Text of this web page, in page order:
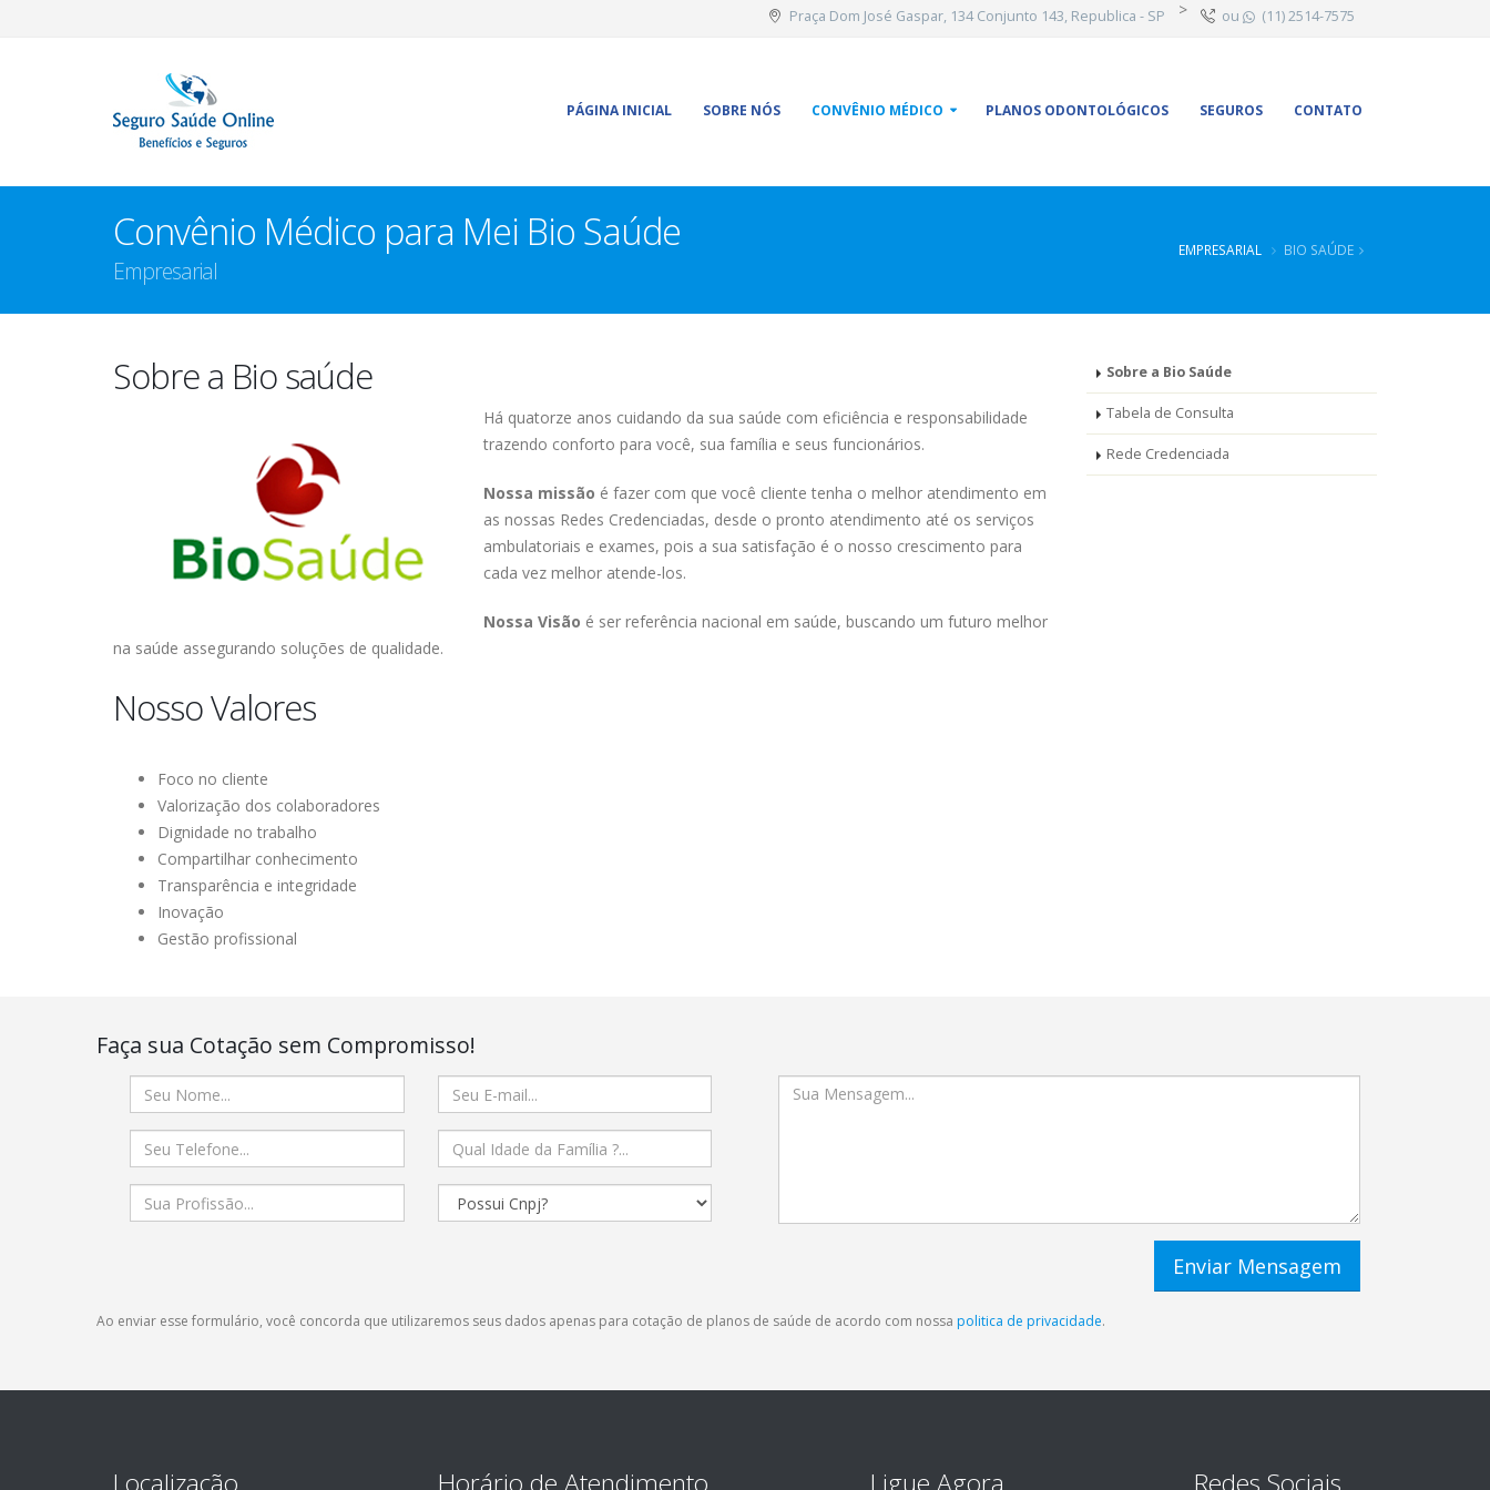
Praça Dom José Gaspar, 134 Conjunto 143, Republica - SP > ou (11) 2514-7575
PÁGINA INICIAL SOBRE NÓS CONVÊNIO MÉDICO PLANOS ODONTOLÓGICOS SEGUROS CONTATO
Convênio Médico para Mei Bio Saúde
Empresarial
EMPRESARIAL BIO SAÚDE
Sobre a Bio saúde
Há quatorze anos cuidando da sua saúde com eficiência e responsabilidade
trazendo conforto para você, sua família e seus funcionários.
Nossa missão é fazer com que você cliente tenha o melhor atendimento em
as nossas Redes Credenciadas, desde o pronto atendimento até os serviços
ambulatoriais e exames, pois a sua satisfação é o nosso crescimento para
cada vez melhor atende-los.
Nossa Visão é ser referência nacional em saúde, buscando um futuro melhor
na saúde assegurando soluções de qualidade.
Nosso Valores
Foco no cliente
Valorização dos colaboradores
Dignidade no trabalho
Compartilhar conhecimento
Transparência e integridade
Inovação
Gestão profissional
Sobre a Bio Saúde
Tabela de Consulta
Rede Credenciada
Faça sua Cotação sem Compromisso!
Ao enviar esse formulário, você concorda que utilizaremos seus dados apenas para cotação de planos de saúde de acordo com nossa politica de privacidade.
Localização Horário de Atendimento Ligue Agora Redes Sociais